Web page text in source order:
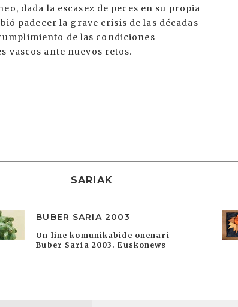
dada la escasez de peces en su propia
padecer la grave crisis de las décadas
de las condiciones
vascos ante nuevos retos.
SARIAK
BUBER SARIA 2003
On line komunikabide onenari
Buber Saria 2003. Euskonews